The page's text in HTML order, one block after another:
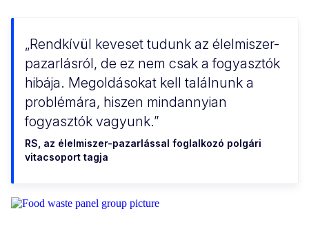
Rendkívül keveset tudunk az élelmiszer-
pazarlásról, de ez nem csak a fogyasztók
hibája. Megoldásokat kell találnunk a
problémára, hiszen mindannyian
fogyasztók vagyunk.
RS, az élelmiszer-pazarlással foglalkozó polgári
vitacsoport tagja